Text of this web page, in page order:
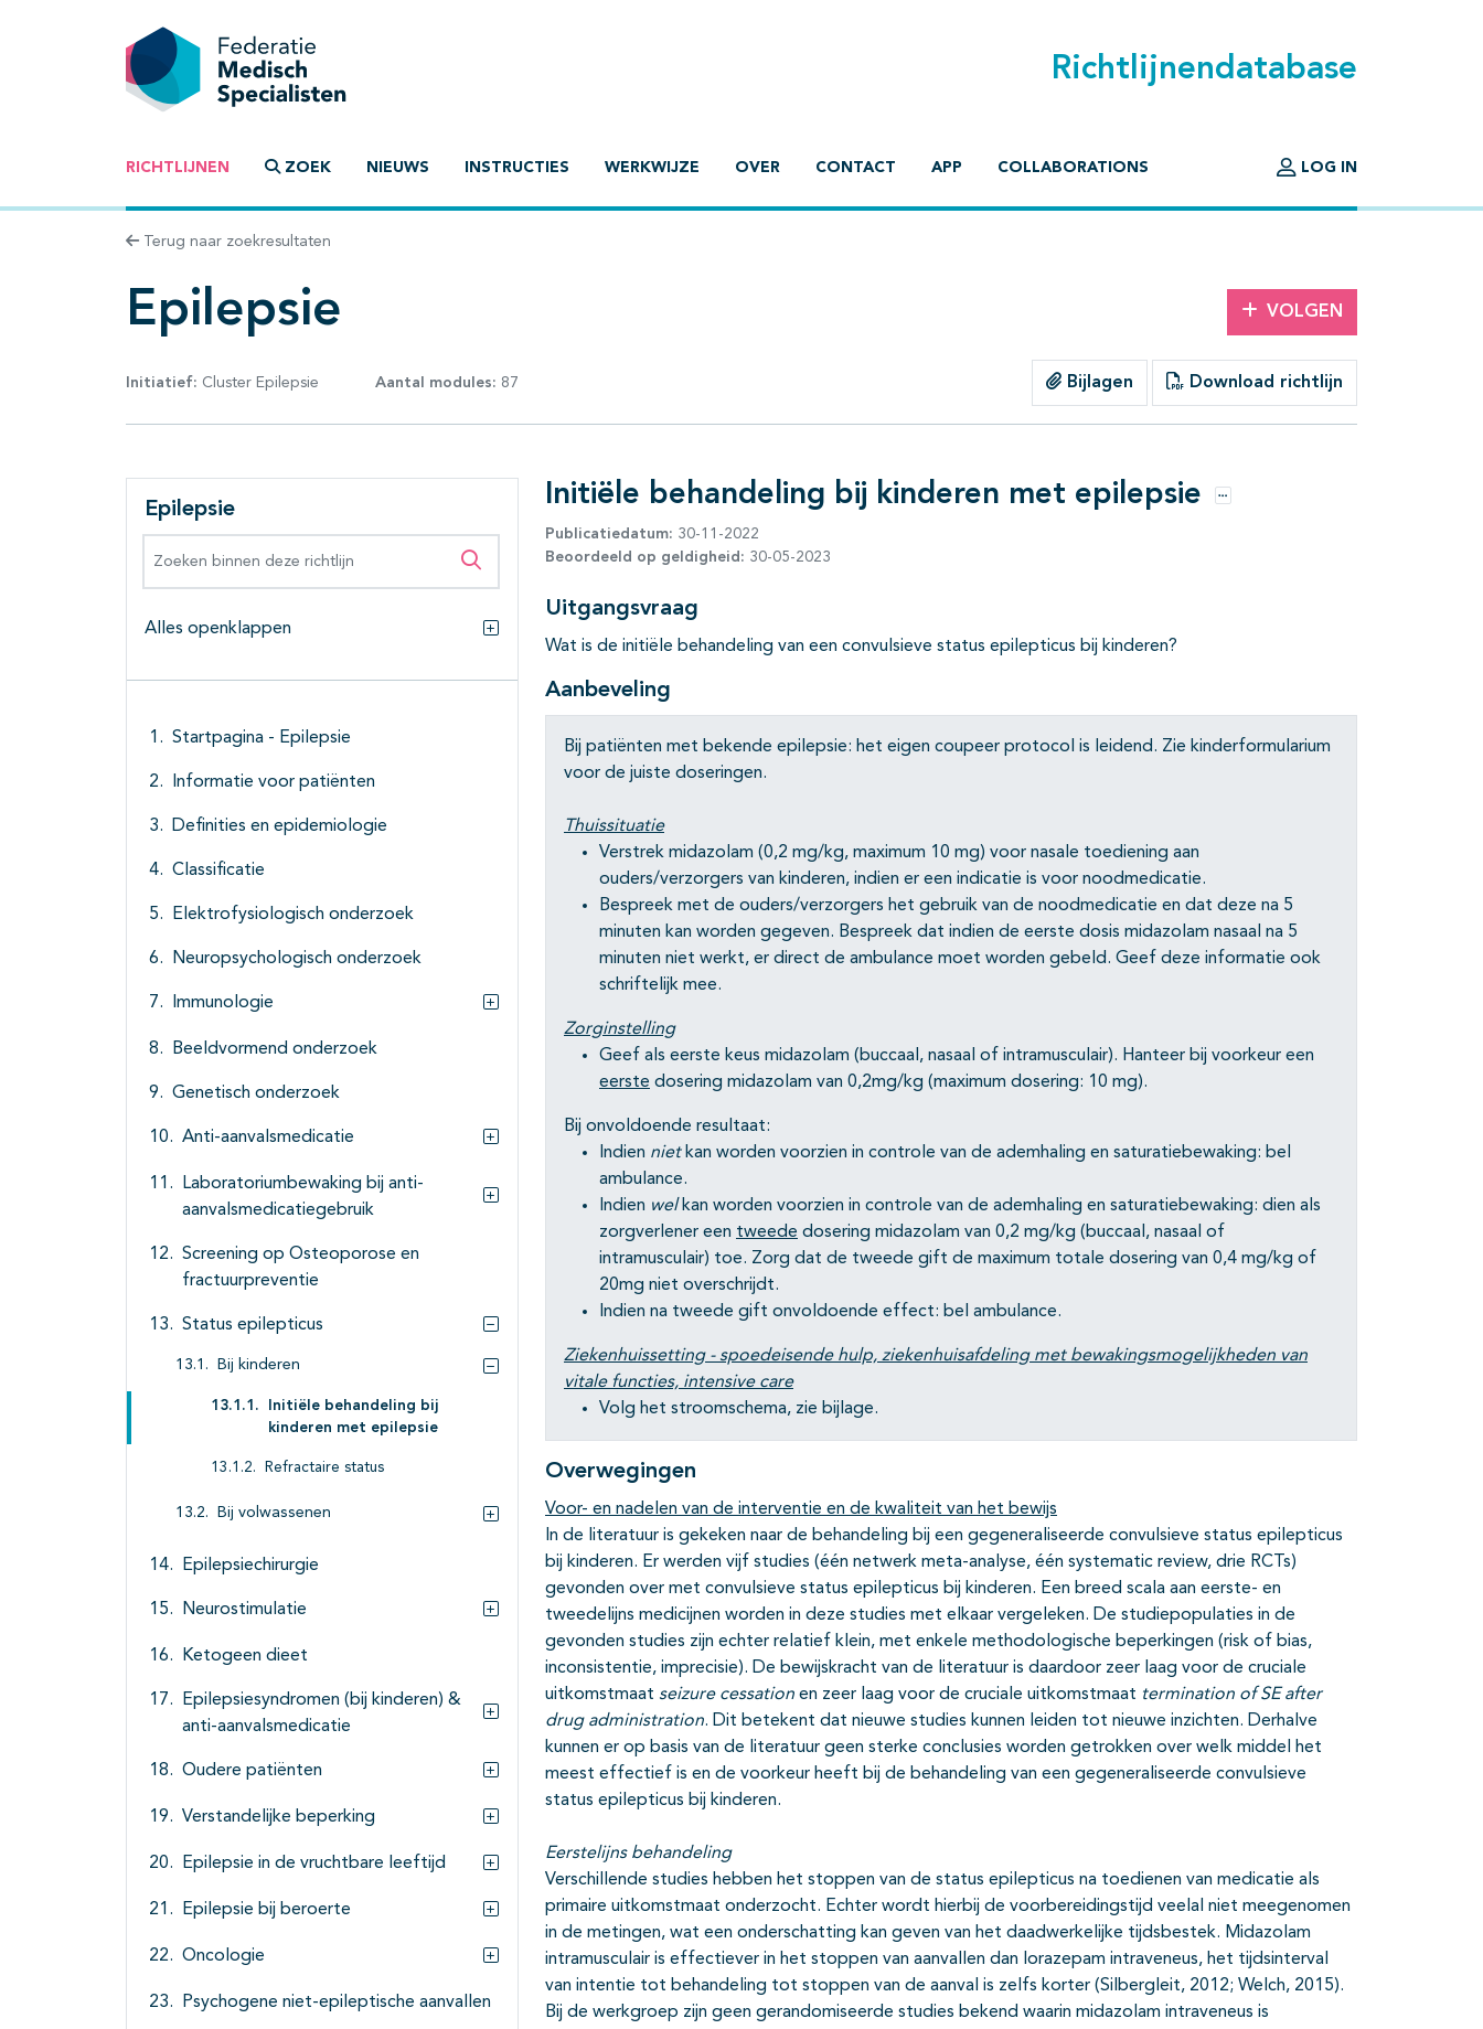
Richtlijnendatabase
RICHTLIJNEN ZOEK NIEUWS INSTRUCTIES WERKWIJZE OVER CONTACT APP COLLABORATIONS LOG IN
Terug naar zoekresultaten
Epilepsie VOLGEN
Initiatief: Cluster Epilepsie Aantal modules: 87 Bijlagen Download richtlijn
Epilepsie
Zoeken binnen deze richtlijn
Alles openklappen
Alles openklappen
Startpagina - Epilepsie
Informatie voor patiënten
Definities en epidemiologie
Classificatie
Elektrofysiologisch onderzoek
Neuropsychologisch onderzoek
Immunologie
Subpagina's open- en dichtklappen
Beeldvormend onderzoek
Genetisch onderzoek
Anti-aanvalsmedicatie
Subpagina's open- en dichtklappen
Laboratoriumbewaking bij anti-
aanvalsmedicatiegebruik
Subpagina's open- en dichtklappen
Screening op Osteoporose en
fractuurpreventie
Status epilepticus
Subpagina's open- en dichtklappen
Bij kinderen
Subpagina's open- en dichtklappen
Initiële behandeling bij
kinderen met epilepsie
Refractaire status
Bij volwassenen
Subpagina's open- en dichtklappen
Epilepsiechirurgie
Neurostimulatie
Subpagina's open- en dichtklappen
Ketogeen dieet
Epilepsiesyndromen (bij kinderen) &
anti-aanvalsmedicatie
Subpagina's open- en dichtklappen
Oudere patiënten
Subpagina's open- en dichtklappen
Verstandelijke beperking
Subpagina's open- en dichtklappen
Epilepsie in de vruchtbare leeftijd
Subpagina's open- en dichtklappen
Epilepsie bij beroerte
Subpagina's open- en dichtklappen
Oncologie
Subpagina's open- en dichtklappen
Psychogene niet-epileptische aanvallen
Initiële behandeling bij kinderen met epilepsie Opties
Publicatiedatum: 30-11-2022
Beoordeeld op geldigheid: 30-05-2023
Uitgangsvraag
Wat is de initiële behandeling van een convulsieve status epilepticus bij kinderen?
Aanbeveling
Bij patiënten met bekende epilepsie: het eigen coupeer protocol is leidend. Zie kinderformularium
voor de juiste doseringen.
Thuissituatie
Verstrek midazolam (0,2 mg/kg, maximum 10 mg) voor nasale toediening aan
ouders/verzorgers van kinderen, indien er een indicatie is voor noodmedicatie.
Bespreek met de ouders/verzorgers het gebruik van de noodmedicatie en dat deze na 5
minuten kan worden gegeven. Bespreek dat indien de eerste dosis midazolam nasaal na 5
minuten niet werkt, er direct de ambulance moet worden gebeld. Geef deze informatie ook
schriftelijk mee.
Zorginstelling
Geef als eerste keus midazolam (buccaal, nasaal of intramusculair). Hanteer bij voorkeur een
eerste dosering midazolam van 0,2mg/kg (maximum dosering: 10 mg).
Bij onvoldoende resultaat:
Indien nietkan worden voorzien in controle van de ademhaling en saturatiebewaking: bel
ambulance.
Indien welkan worden voorzien in controle van de ademhaling en saturatiebewaking: dien als
zorgverlener een tweede dosering midazolam van 0,2 mg/kg (buccaal, nasaal of
intramusculair) toe. Zorg dat de tweede gift de maximum totale dosering van 0,4 mg/kg of
20mg niet overschrijdt.
Indien na tweede gift onvoldoende effect: bel ambulance.
Ziekenhuissetting - spoedeisende hulp, ziekenhuisafdeling met bewakingsmogelijkheden van
vitale functies, intensive care
Volg het stroomschema, zie bijlage.
Overwegingen
Voor- en nadelen van de interventie en de kwaliteit van het bewijs
In de literatuur is gekeken naar de behandeling bij een gegeneraliseerde convulsieve status epilepticus
bij kinderen. Er werden vijf studies (één netwerk meta-analyse, één systematic review, drie RCTs)
gevonden over met convulsieve status epilepticus bij kinderen. Een breed scala aan eerste- en
tweedelijns medicijnen worden in deze studies met elkaar vergeleken. De studiepopulaties in de
gevonden studies zijn echter relatief klein, met enkele methodologische beperkingen (risk of bias,
inconsistentie, imprecisie). De bewijskracht van de literatuur is daardoor zeer laag voor de cruciale
uitkomstmaat seizure cessation en zeer laag voor de cruciale uitkomstmaat termination of SE after
drug administration. Dit betekent dat nieuwe studies kunnen leiden tot nieuwe inzichten. Derhalve
kunnen er op basis van de literatuur geen sterke conclusies worden getrokken over welk middel het
meest effectief is en de voorkeur heeft bij de behandeling van een gegeneraliseerde convulsieve
status epilepticus bij kinderen.
Eerstelijns behandeling
Verschillende studies hebben het stoppen van de status epilepticus na toedienen van medicatie als
primaire uitkomstmaat onderzocht. Echter wordt hierbij de voorbereidingstijd veelal niet meegenomen
in de metingen, wat een onderschatting kan geven van het daadwerkelijke tijdsbestek. Midazolam
intramusculair is effectiever in het stoppen van aanvallen dan lorazepam intraveneus, het tijdsinterval
van intentie tot behandeling tot stoppen van de aanval is zelfs korter (Silbergleit, 2012; Welch, 2015).
Bij de werkgroep zijn geen gerandomiseerde studies bekend waarin midazolam intraveneus is